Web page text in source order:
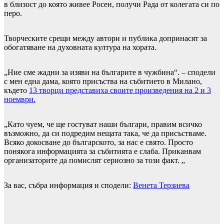
в близост до която живее Росен, получи Рада от колегата си по
перо.
Творческите срещи между автори и публика допринасят за
обогатяване на духовната култура на хората.
„Ние сме жадни за изяви на българите в чужбина“. – сподели
с мен една дама, която присъства на събитието в Милано,
където 13 творци представиха своите произведения на 2 и 3
ноември.
„Като чуем, че ще гостуват наши българи, правим всичко
възможно, да си подредим нещата така, че да присъстваме.
Всяко докосване до българското, за нас е свято. Просто
понякога информацията за събитията е слаба. Приканвам
организаторите да помислят сериозно за този факт. „
За вас, събра информация и сподели: Венета Терзиева